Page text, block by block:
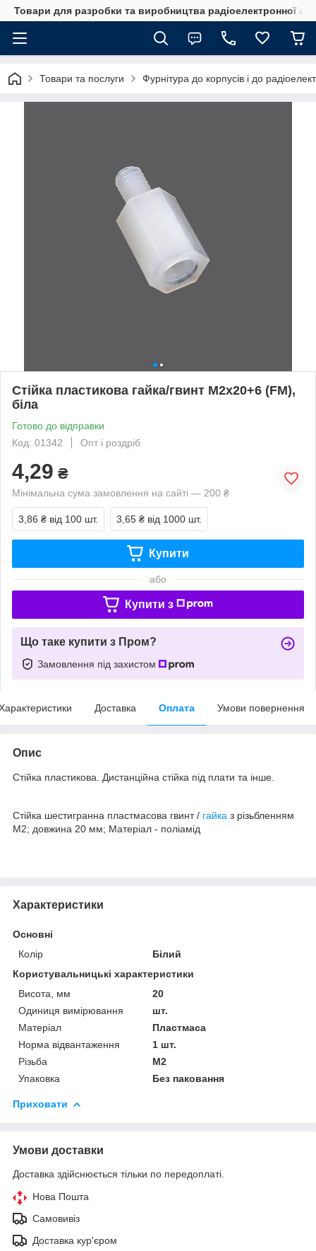
Товари для разробки та виробництва радіоелектронної
Товари та послуги Фурнітура до корпусів і до
Стійка пластикова гайка/гвинт М2х20+6 (FM),
біла
Готово до відправки
Код: 01342
Опт і роздріб
4,29 ₴
Мінімальна сума замовлення на сайті — 200 ₴
3,86 ₴ від 100 шт. 3,65 ₴ від 1000 шт.
Купити
або
Купити з
Що таке купити з Пром?
Замовлення під захистом
Доставка Оплата Умови повернення
Опис
Стійка пластикова. Дистанційна стійка під плати та інше.
Стійка шестигранна пластмасова гвинт / гайка з різьбленням
M2; довжина 20 мм; Матеріал - поліамід
Характеристики
Основні
Колір
Білий
Користувальницькі характеристики
Висота, мм
20
Одиниця вимірювання
шт.
Матеріал
Пластмаса
Норма відвантаження
1 шт.
Різьба
М2
Упаковка
Без паковання
Приховати
Умови доставки
Доставка здійснюється тільки по передоплаті.
Нова Пошта
Самовивіз
Доставка кур'єром